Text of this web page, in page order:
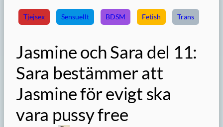
Tjejsex Sensuellt BDSM Fetish Trans
Jasmine och Sara del 11:
Sara bestämmer att
Jasmine för evigt ska
vara pussy free